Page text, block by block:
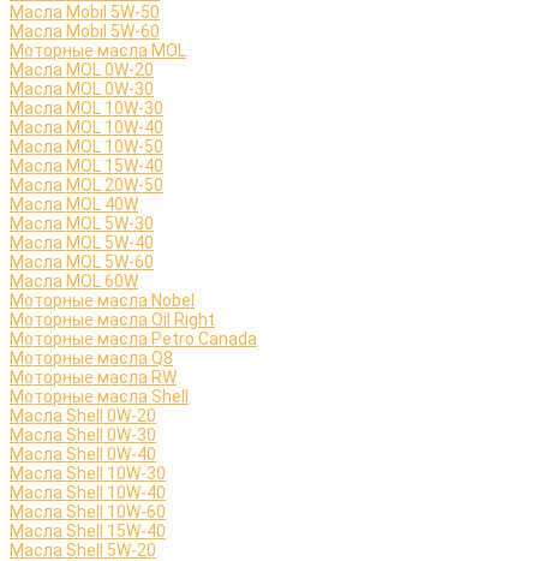
Масла Mobil 5W-50
Масла Mobil 5W-60
Моторные масла MOL
Масла MOL 0W-20
Масла MOL 0W-30
Масла MOL 10W-30
Масла MOL 10W-40
Масла MOL 10W-50
Масла MOL 15W-40
Масла MOL 20W-50
Масла MOL 40W
Масла MOL 5W-30
Масла MOL 5W-40
Масла MOL 5W-60
Масла MOL 60W
Моторные масла Nobel
Моторные масла Oil Right
Моторные масла Petro Canada
Моторные масла Q8
Моторные масла RW
Моторные масла Shell
Масла Shell 0W-20
Масла Shell 0W-30
Масла Shell 0W-40
Масла Shell 10W-30
Масла Shell 10W-40
Масла Shell 10W-60
Масла Shell 15W-40
Масла Shell 5W-20